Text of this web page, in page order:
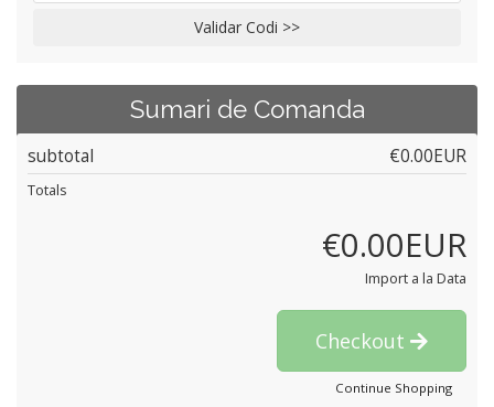
Validar Codi >>
Sumari de Comanda
subtotal €0.00EUR
Totals
€0.00EUR
Import a la Data
Checkout
Continue Shopping